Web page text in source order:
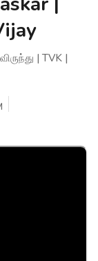
| TVK |